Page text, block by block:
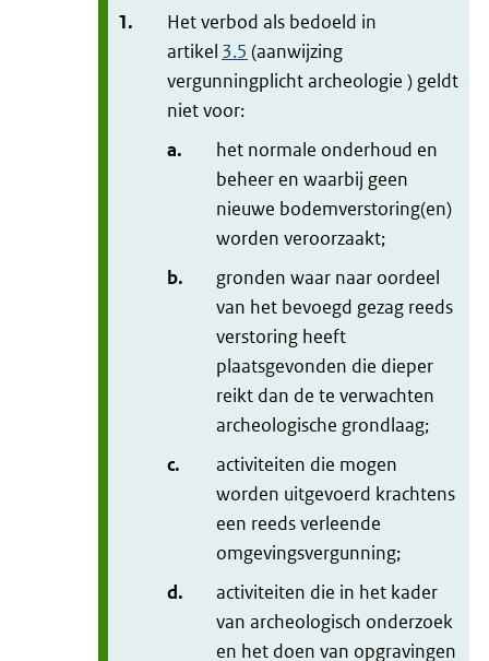
1.
Het verbod als bedoeld in
artikel 3.5 (aanwijzing
vergunningplicht archeologie ) geldt
niet voor:
a.
het normale onderhoud en
beheer en waarbij geen
nieuwe bodemverstoring(en)
worden veroorzaakt;
b.
gronden waar naar oordeel
van het bevoegd gezag reeds
verstoring heeft
plaatsgevonden die dieper
reikt dan de te verwachten
archeologische grondlaag;
c.
activiteiten die mogen
worden uitgevoerd krachtens
een reeds verleende
omgevingsvergunning;
d.
activiteiten die in het kader
van archeologisch onderzoek
en het doen van opgravingen